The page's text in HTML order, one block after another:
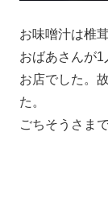
お味噌汁は椎
おばあさんが
お店でした。
た。
ごちそうさま